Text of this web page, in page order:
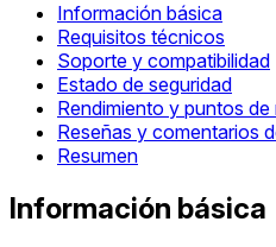
Información básica
Requisitos técnicos
Soporte y compatibilidad
Estado de seguridad
Rendimiento y puntos
Reseñas y comentarios
Resumen
Información básica